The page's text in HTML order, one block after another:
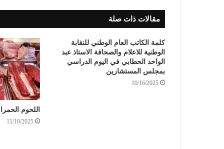
مقالات ذات صلة
كلمة الكاتب العام الوطني للنقابة
الوطنية للاعلام والصحافة الاستاذ عبد
الواحد الحطابي في اليوم الدراسي
بمجلس المستشارين
10/16/2025
اللحوم
11/10/2025